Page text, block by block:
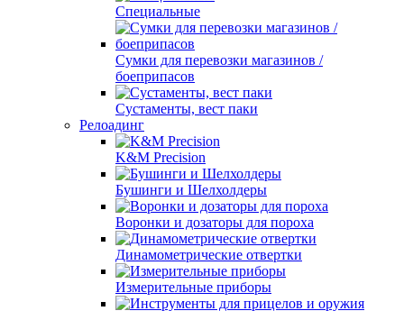
Специальные
Сумки для перевозки магазинов /
боеприпасов
Сустаменты, вест паки
Релоадинг
K&M Precision
Бушинги и Шелхолдеры
Воронки и дозаторы для пороха
Динамометрические отвертки
Измерительные приборы